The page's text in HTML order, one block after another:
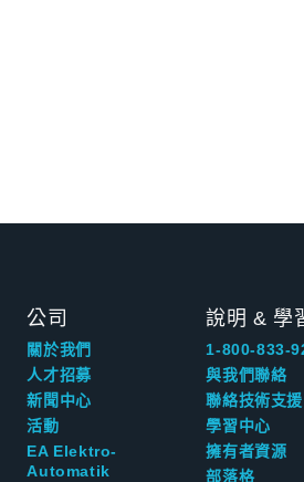
公司
關於我們
人才招募
新聞中心
活動
EA Elektro-
Automatik
說明 & 學
1-800-833-
與我們聯絡
聯絡技術支援
學習中心
擁有者資源
部落格